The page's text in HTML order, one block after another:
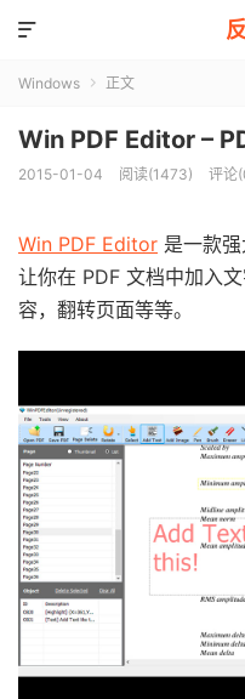

Windows  正文
Win PDF Editor –
2015-01-04 阅读(1473) 评论
Win PDF Editor 是一款
让你在 PDF 文档中加入
容，翻转页面等等。